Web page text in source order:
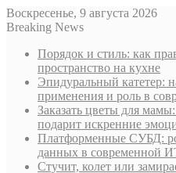
Воскресенье, 9 августа 2026
Breaking News
Порядок и стиль: как
пространство на кухне
Эпидуральный катетер:
применения и роль в
Заказать цветы для
подарит искренние
Платформенные СУБД:
данных в современной
Стучит, колет или